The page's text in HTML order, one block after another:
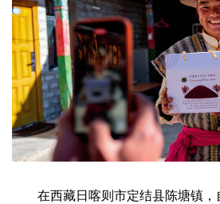
在西藏日喀则市定结县陈塘镇，